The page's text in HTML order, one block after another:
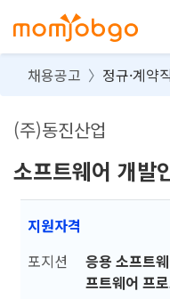
채용공고 정규·계약
(주)동진산업
소프트웨어 개발
지원자격
포지션
응용 소프트
프트웨어 프